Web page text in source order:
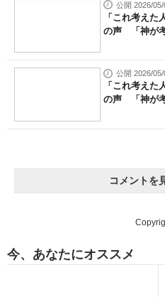
公開 2026/05/
「これ考え
の声 「神が
公開 2026/05/
「これ考え
の声 「神が
コメントを
今、あなたにオススメ